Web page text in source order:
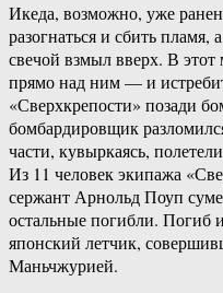
Икеда, возможно, уже
разогнаться и сбить пламя,
свечой взмыл вверх. В
прямо над ним — и
«Сверхкрепости» позади
бомбардировщик
части, кувыркаясь,
Из 11 человек экипажа
сержант Арнольд Поуп
остальные погибли.
японский летчик,
Маньчжурией.